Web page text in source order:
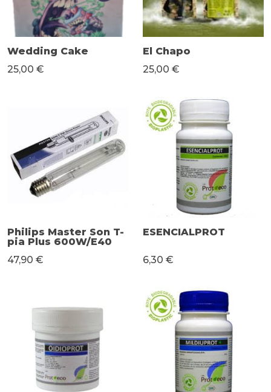
Wedding Cake
25,00 €
El Chapo
25,00 €
Philips Master Son T-
pia Plus 600W/E40
47,90 €
ESENCIALPROT
6,30 €